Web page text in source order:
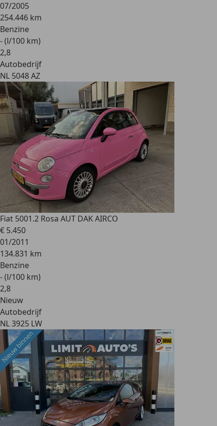
07/2005
254.446 km
Benzine
- (l/100 km)
2,8
Autobedrijf
NL 5048 AZ
Fiat 5001.2 Rosa AUT DAK AIRCO
€ 5.450
01/2011
134.831 km
Benzine
- (l/100 km)
2,8
Nieuw
Autobedrijf
NL 3925 LW